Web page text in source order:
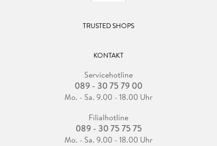
TRUSTED SHOPS
KONTAKT
Servicehotline
089 - 30 75 79 00
Mo. - Sa. 9.00 - 18.00 Uhr
Filialhotline
089 - 30 75 75 75
Mo. - Sa. 9.00 - 18.00 Uhr